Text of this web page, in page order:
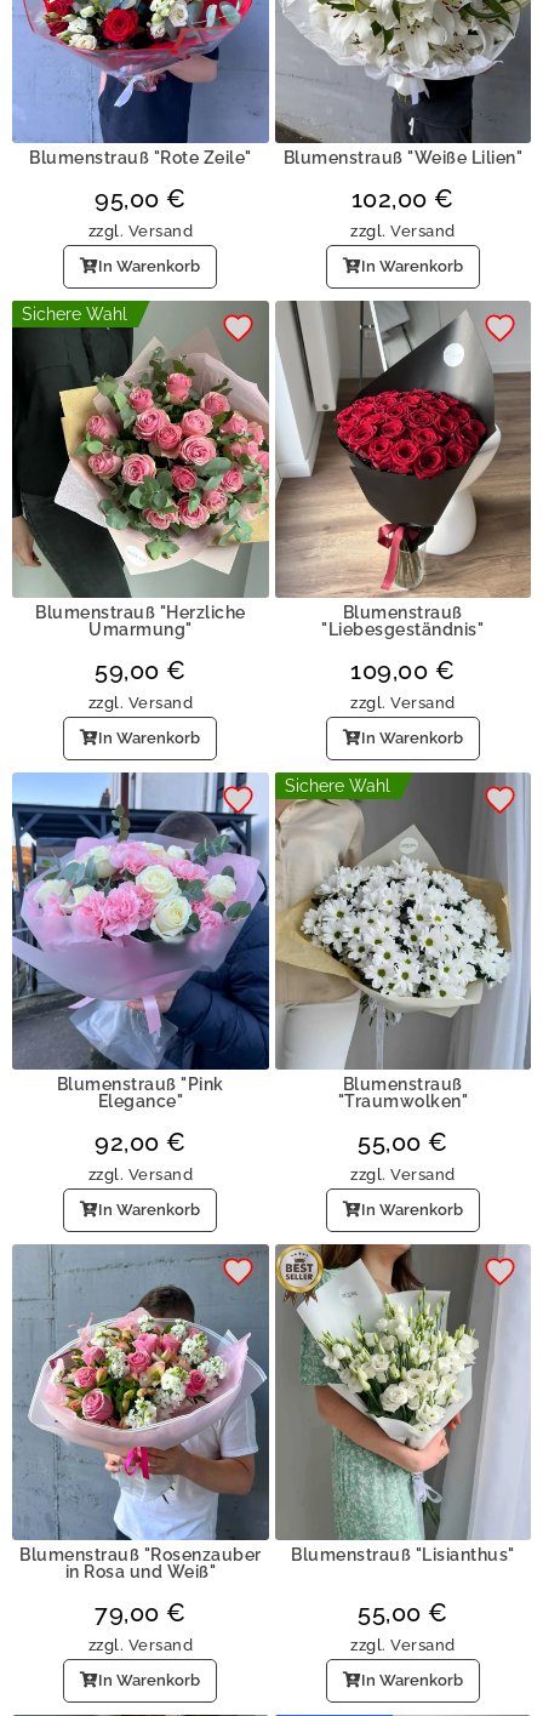
Blumenstrauß "Rote Zeile"
95,00 €
zzgl. Versand
In Warenkorb
Blumenstrauß "Weiße Lilien"
102,00€
zzgl. Versand
In Warenkorb
Sichere Wahl
Blumenstrauß "Herzliche
Umarmung"
59,00 €
zzgl. Versand
In Warenkorb
Blumenstrauß
"Liebesgeständnis"
109,00 €
zzgl. Versand
In Warenkorb
Blumenstrauß "Pink
Elegance"
92,00 €
zzgl. Versand
In Warenkorb
Sichere Wahl
Blumenstrauß
"Traumwolken"
55,00 €
zzgl. Versand
In Warenkorb
Blumenstrauß "Rosenzauber
in Rosa und Weiß"
79,00 €
zzgl. Versand
In Warenkorb
Blumenstrauß "Lisianthus"
55,00 €
zzgl. Versand
In Warenkorb